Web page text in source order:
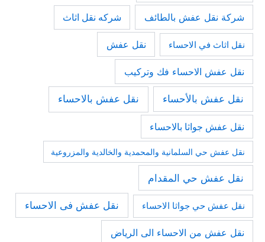
شركة نقل عفش بالطائف شركه نقل اثاث
نقل اثاث في الاحساء نقل عفش
نقل عفش الاحساء فك وتركيب
نقل عفش بالأحساء نقل عفش بالاحساء
نقل عفش جواثا بالاحساء
نقل عفش حي السلمانية والمحمدية والخالدية والمزروعية
نقل عفش حي المقدام
نقل عفش حي جواثا الاحساء نقل عفش فى الاحساء
نقل عفش من الاحساء الى الرياض